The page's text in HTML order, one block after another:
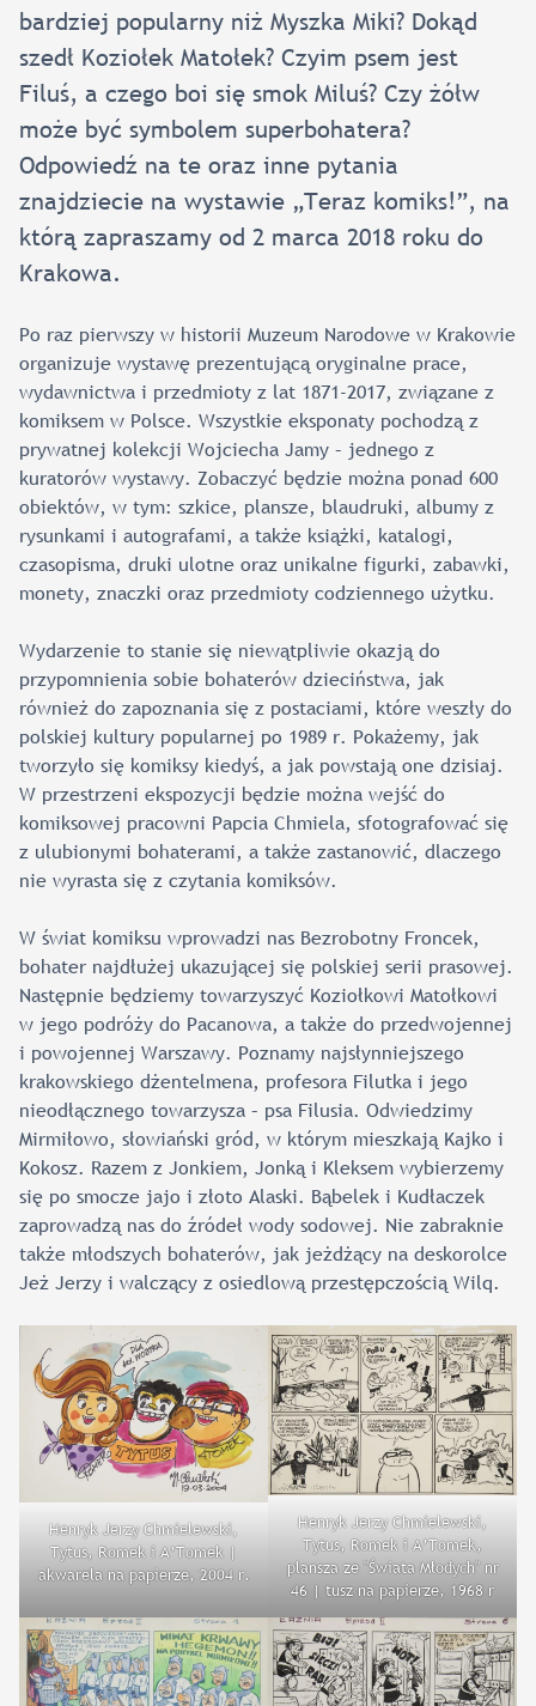
bardziej popularny niż Myszka Miki? Dokąd
szedł Koziołek Matołek? Czyim psem jest
Filuś, a czego boi się smok Miluś? Czy żółw
może być symbolem superbohatera?
Odpowiedź na te oraz inne pytania
znajdziecie na wystawie „Teraz komiks!”, na
którą zapraszamy od 2 marca 2018 roku do
Krakowa.
Po raz pierwszy w historii Muzeum Narodowe w Krakowie
organizuje wystawę prezentującą oryginalne prace,
wydawnictwa i przedmioty z lat 1871-2017, związane z
komiksem w Polsce. Wszystkie eksponaty pochodzą z
prywatnej kolekcji Wojciecha Jamy – jednego z
kuratorów wystawy. Zobaczyć będzie można ponad 600
obiektów, w tym: szkice, plansze, blaudruki, albumy z
rysunkami i autografami, a także książki, katalogi,
czasopisma, druki ulotne oraz unikalne figurki, zabawki,
monety, znaczki oraz przedmioty codziennego użytku.
Wydarzenie to stanie się niewątpliwie okazją do
przypomnienia sobie bohaterów dzieciństwa, jak
również do zapoznania się z postaciami, które weszły do
polskiej kultury popularnej po 1989 r. Pokażemy, jak
tworzyło się komiksy kiedyś, a jak powstają one dzisiaj.
W przestrzeni ekspozycji będzie można wejść do
komiksowej pracowni Papcia Chmiela, sfotografować się
z ulubionymi bohaterami, a także zastanowić, dlaczego
nie wyrasta się z czytania komiksów.
W świat komiksu wprowadzi nas Bezrobotny Froncek,
bohater najdłużej ukazującej się polskiej serii prasowej.
Następnie będziemy towarzyszyć Koziołkowi Matołkowi
w jego podróży do Pacanowa, a także do przedwojennej
i powojennej Warszawy. Poznamy najsłynniejszego
krakowskiego dżentelmena, profesora Filutka i jego
nieodłącznego towarzysza – psa Filusia. Odwiedzimy
Mirmiłowo, słowiański gród, w którym mieszkają Kajko i
Kokosz. Razem z Jonkiem, Jonką i Kleksem wybierzemy
się po smocze jajo i złoto Alaski. Bąbelek i Kudłaczek
zaprowadzą nas do źródeł wody sodowej. Nie zabraknie
także młodszych bohaterów, jak jeżdżący na deskorolce
Jeż Jerzy i walczący z osiedlową przestępczością Wilq.
Henryk Jerzy Chmielewski,
Tytus, Romek i A’Tomek |
akwarela na papierze, 2004 r.
Henryk Jerzy Chmielewski,
Tytus, Romek i A’Tomek,
plansza ze "Świata Młodych" nr
46 | tusz na papierze, 1968 r